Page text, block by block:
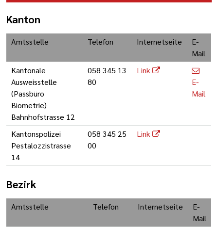
Kanton
Amtsstelle Telefon Internetseite
E-
Mail
Kantonale
Ausweisstelle
(Passbüro
Biometrie)
Bahnhofstrasse 12
058 345 13
80
Link
E-
Mail
Kantonspolizei
Pestalozzistrasse
14
058 345 25
00
Link
Bezirk
Amtsstelle Telefon Internetseite
E-
Mail